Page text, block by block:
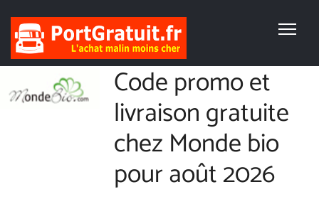
Code promo et
livraison gratuite
chez Monde bio
pour août 2026